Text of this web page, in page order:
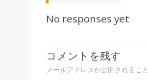
稿
ビ
No responses yet
コメントを残す
メールアドレスが公開されるこ